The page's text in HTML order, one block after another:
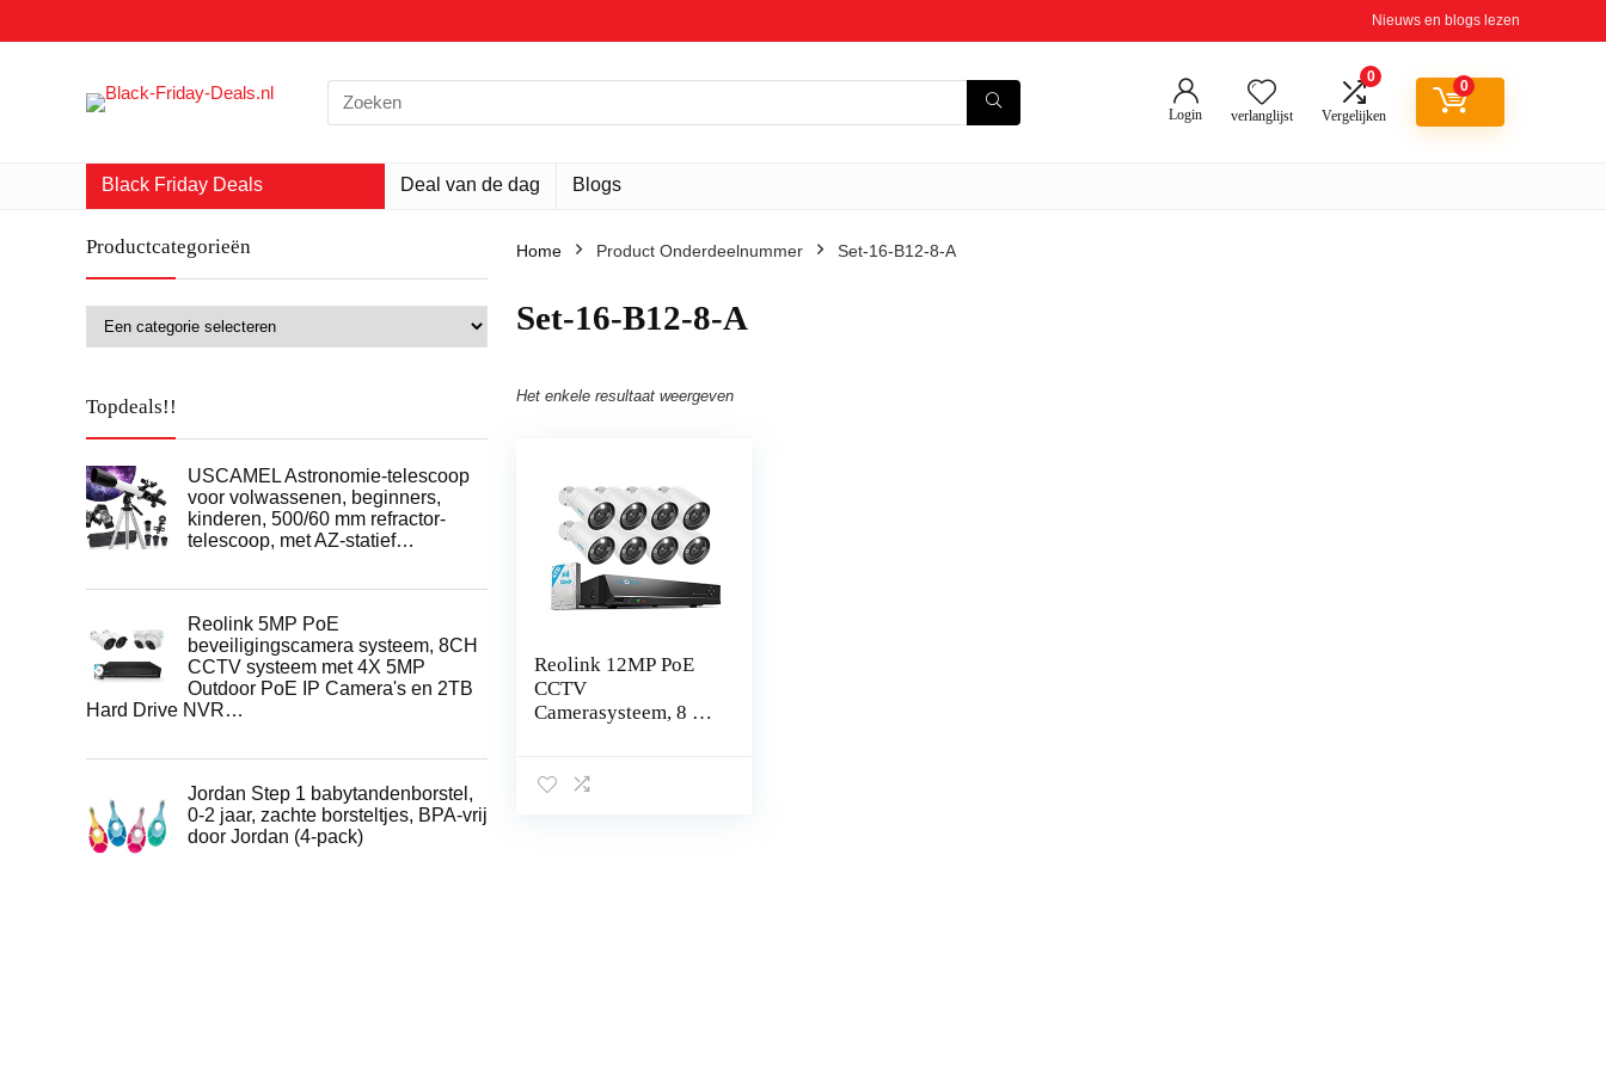
Nieuws en blogs lezen
Search
for:
Login verlanglijst
0
Vergelijken
0
Black Friday Deals Deal van de dag Blogs
Productcategorieën
Topdeals!!
USCAMEL Astronomie-telescoop
voor volwassenen, beginners,
kinderen, 500/60 mm refractor-
telescoop, met AZ-statief…
Reolink 5MP PoE
beveiligingscamera systeem, 8CH
CCTV systeem met 4X 5MP
Outdoor PoE IP Camera's en 2TB
Hard Drive NVR…
Jordan Step 1 babytandenborstel,
0-2 jaar, zachte borsteltjes, BPA-vrij
door Jordan (4-pack)
Home Product Onderdeelnummer ‎Set-16-B12-8-A
‎Set-16-B12-8-A
Het enkele resultaat weergeven
Reolink 12MP PoE
CCTV
Camerasysteem, 8 X
buiten,